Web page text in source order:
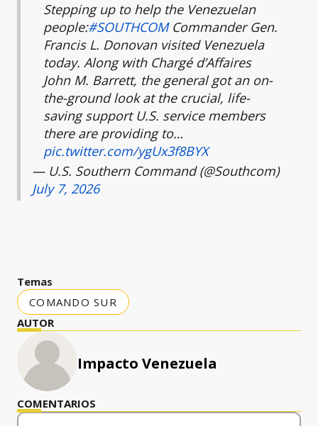
Stepping up to help the Venezuelan
people:#SOUTHCOMCommander Gen.
Francis L. Donovan visited Venezuela
today. Along with Chargé d’Affaires
John M. Barrett, the general got an on-
the-ground look at the crucial, life-
saving support U.S. service members
there are providing to…
pic.twitter.com/ygUx3f8BYX
— U.S. Southern Command (@Southcom)
July 7, 2026
Temas
COMANDO SUR
AUTOR
Impacto Venezuela
COMENTARIOS